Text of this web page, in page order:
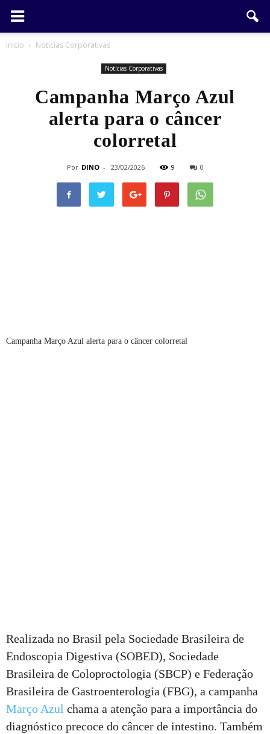
Início Notícias Corporativas
Notícias Corporativas
Campanha Março Azul
alerta para o câncer
colorretal
Por DINO - 23/02/2026 9 0
Campanha Março Azul alerta para o câncer colorretal
Realizada no Brasil pela Sociedade Brasileira de
Endoscopia Digestiva (SOBED), Sociedade
Brasileira de Coloproctologia (SBCP) e Federação
Brasileira de Gastroenterologia (FBG), a campanha
Março Azul chama a atenção para a importância do
diagnóstico precoce do câncer de intestino. Também